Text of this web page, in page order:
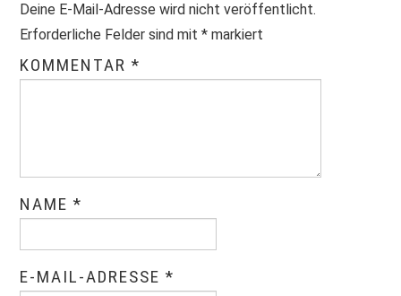
Deine E-Mail-Adresse wird nicht veröffentlicht.
Erforderliche Felder sind mit* markiert
KOMMENTAR*
NAME*
E-MAIL-ADRESSE*